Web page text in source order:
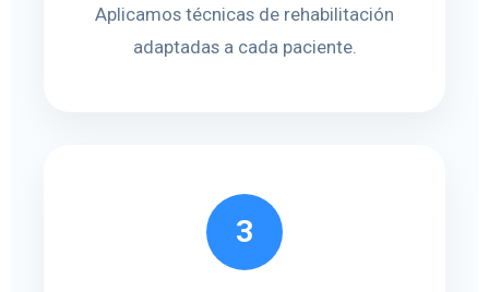
Aplicamos técnicas de rehabilitación
adaptadas a cada paciente.
3